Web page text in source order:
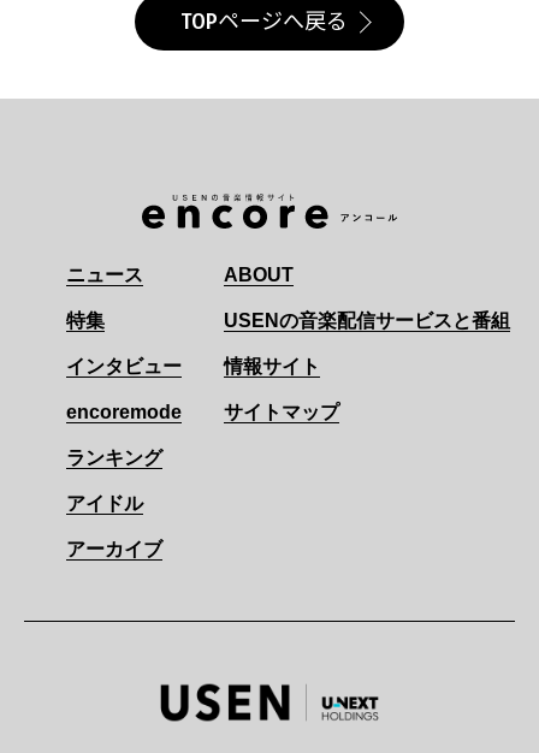
TOPページへ戻る
ニュース
特集
インタビュー
encoremode
ランキング
アイドル
アーカイブ
ABOUT
USENの音楽配信サービスと番組
情報サイト
サイトマップ